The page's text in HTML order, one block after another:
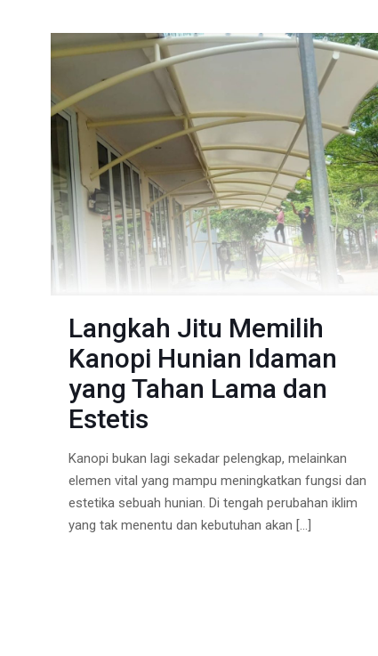
Langkah Jitu Memilih
Kanopi Hunian Idaman
yang Tahan Lama dan
Estetis
Kanopi bukan lagi sekadar pelengkap, melainkan
elemen vital yang mampu meningkatkan fungsi dan
estetika sebuah hunian. Di tengah perubahan iklim
yang tak menentu dan kebutuhan akan […]